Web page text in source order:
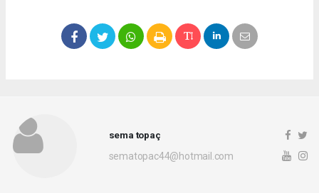
sema topaç
sematopac44@hotmail.com